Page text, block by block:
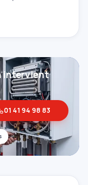
intervient
01 41 94 98 83